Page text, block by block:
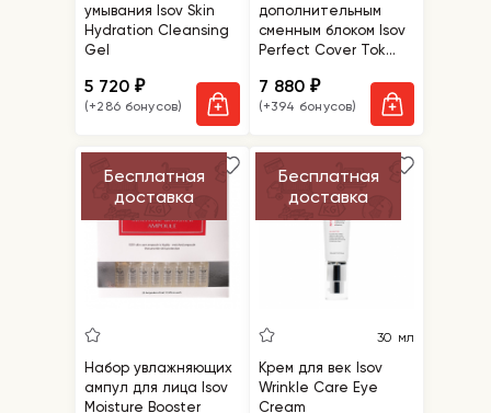
умывания Isov Skin
Hydration Cleansing
Gel
5 720₽
(+286 бонусов)
дополнительным
сменным блоком Isov
Perfect Cover Tok
№21
7 880₽
(+394 бонусов)
Бесплатная
доставка
Набор увлажняющих
ампул для лица Isov
Moisture Booster
Бесплатная
доставка
30 мл
Крем для век Isov
Wrinkle Care Eye
Cream